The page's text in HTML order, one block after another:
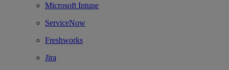
Microsoft Intune
ServiceNow
Freshworks
Jira